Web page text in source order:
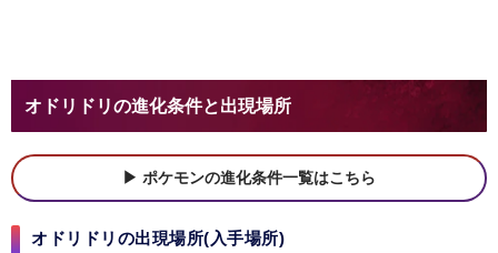
オドリドリの進化条件と出現場所
ポケモンの進化条件一覧はこちら
オドリドリの出現場所(入手場所)